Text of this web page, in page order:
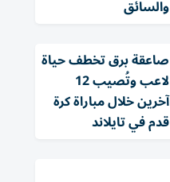
والسائق
صاعقة برق تخطف حياة
لاعب وتُصيب 12
آخرين خلال مباراة كرة
قدم في تايلاند